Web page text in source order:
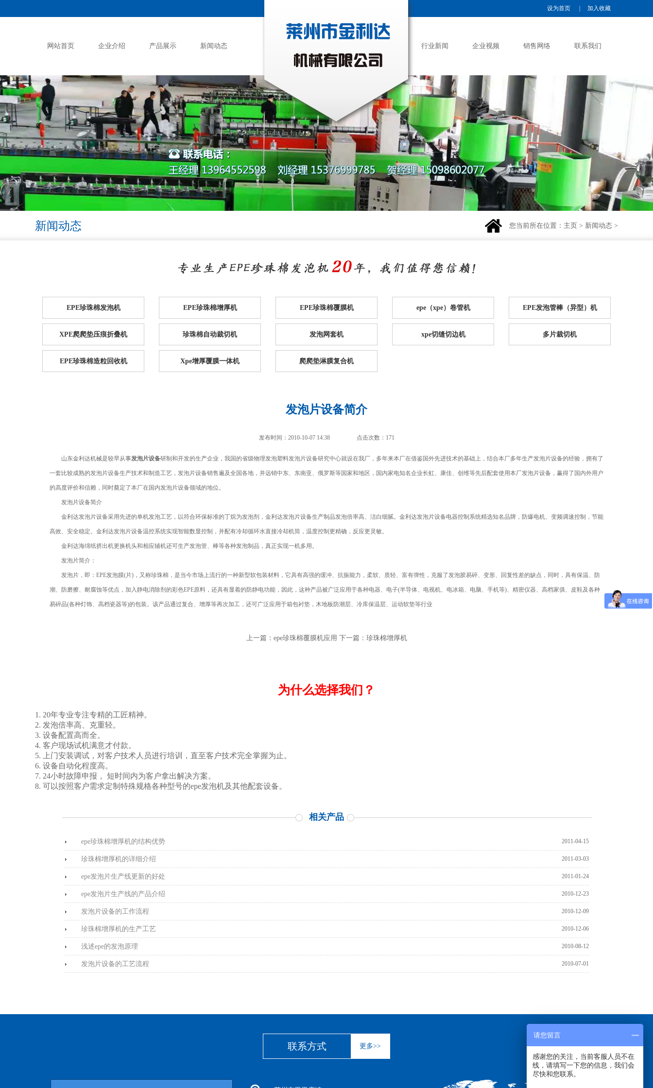
设为首页 加入收藏
网站首页 企业介绍 产品展示 新闻动态 行业新闻 企业视频 销售网络 联系我们
新闻动态 您当前所在位置： 主页 > 新闻动态 >
EPE珍珠棉发泡机 EPE珍珠棉增厚机 EPE珍珠棉覆膜机 epe（xpe）卷管机 EPE发泡管棒（异型）机
XPE爬爬垫压痕折叠机 珍珠棉自动裁切机 发泡网套机 xpe切缝切边机 多片裁切机
EPE珍珠棉造粒回收机 Xpe增厚覆膜一体机 爬爬垫淋膜复合机
发泡片设备简介
发布时间：2010-10-07 14:38 点击次数：171
山东金利达机械是较早从事发泡片设备研制和开发的生产企业，我国的省级物理发泡塑料发泡片设备研究中心就设在我厂，多年来本厂在借鉴国外先进技术的基础上，结合本厂多年生产发泡片设备的经验，拥有了
一套比较成熟的发泡片设备生产技术和制造工艺，发泡片设备销售遍及全国各地，并远销中东、东南亚、俄罗斯等国家和地区，国内家电知名企业长虹、康佳、创维等先后配套使用本厂发泡片设备，赢得了国内外用户
的高度评价和信赖，同时奠定了本厂在国内发泡片设备领域的地位。
发泡片设备简介
金利达发泡片设备采用先进的单机发泡工艺，以符合环保标准的丁烷为发泡剂，金利达发泡片设备生产制品发泡倍率高、洁白细腻。金利达发泡片设备电器控制系统精选知名品牌，防爆电机、变频调速控制，节能
高效、安全稳定。金利达发泡片设备温控系统实现智能数显控制，并配有冷却循环水直接冷却机筒，温度控制更精确，反应更灵敏。
金利达海绵纸挤出机更换机头和相应辅机还可生产发泡管、棒等各种发泡制品，真正实现一机多用。
发泡片简介：
发泡片，即：EPE发泡膜(片)，又称珍珠棉，是当今市场上流行的一种新型软包装材料，它具有高强的缓冲、抗振能力，柔软、质轻、富有弹性，克服了发泡胶易碎、变形、回复性差的缺点，同时，具有保温、防
潮、防磨擦、耐腐蚀等优点，加入静电消除剂的彩色EPE原料，还具有显着的防静电功能，因此，这种产品被广泛应用于各种电器、电子(半导体、电视机、电冰箱、电脑、手机等)、精密仪器、高档家俱、皮鞋及各种
易碎品(各种灯饰、高档瓷器等)的包装。该产品通过复合、增厚等再次加工，还可广泛应用于箱包衬垫，木地板防潮层、冷库保温层、运动软垫等行业
上一篇： epe珍珠棉覆膜机应用 下一篇： 珍珠棉增厚机
为什么选择我们？
1. 20年专业专注专精的工匠精神。
2. 发泡倍率高、克重轻。
3. 设备配置高而全。
4. 客户现场试机满意才付款。
5. 上门安装调试，对客户技术人员进行培训，直至客户技术完全掌握为止。
6. 设备自动化程度高。
7. 24小时故障申报， 短时间内为客户拿出解决方案。
8. 可以按照客户需求定制特殊规格各种型号的epe发泡机及其他配套设备。
相关产品
2011-04-15
epe珍珠棉增厚机的结构优势
2011-03-03
珍珠棉增厚机的详细介绍
2011-01-24
epe发泡片生产线更新的好处
2010-12-23
epe发泡片生产线的产品介绍
2010-12-09
发泡片设备的工作流程
2010-12-06
珍珠棉增厚机的生产工艺
2010-08-12
浅述epe的发泡原理
2010-07-01
发泡片设备的工艺流程
联系方式 更多>>
请您留言
感谢您的关注，当前客服人员不在
线，请填写一下您的信息，我们会
尽快和您联系。